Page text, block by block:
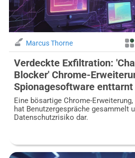
Marcus Thorne
Verdeckte Exfiltration:
Blocker' Chrome-
Spionagesoftware enttarnt
Eine bösartige Chrome-
hat Benutzergespräche gesammelt
Datenschutzrisiko dar.